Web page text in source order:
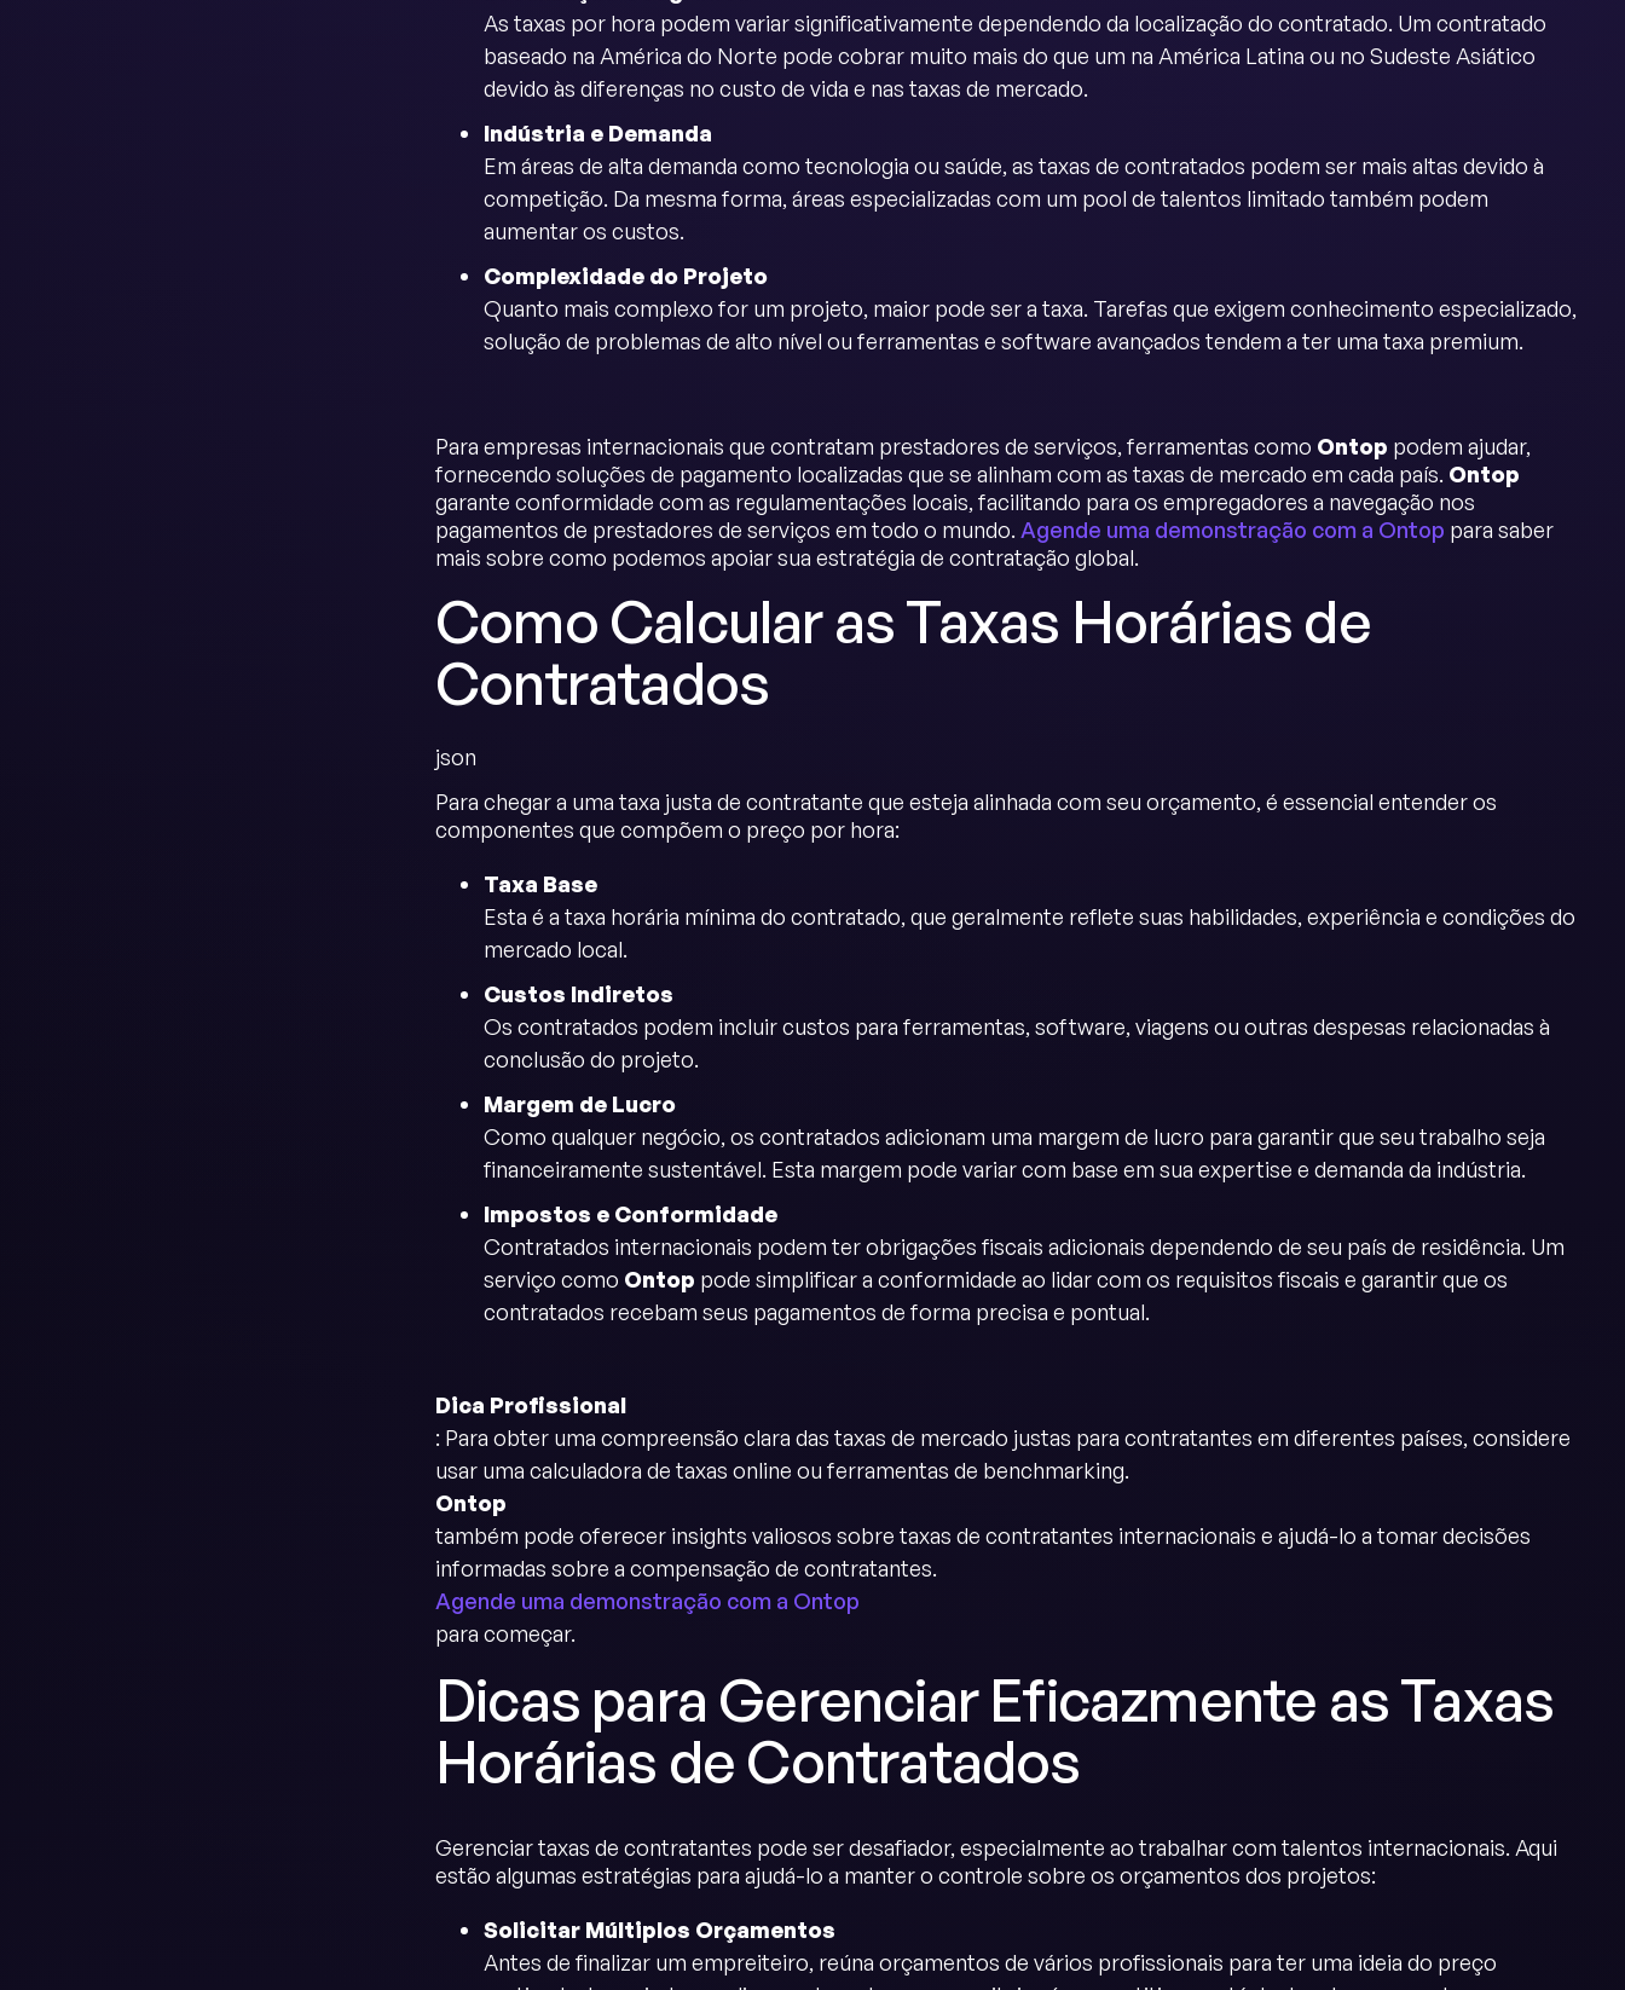
As taxas por hora podem variar significativamente dependendo da localização do contratado. Um contratado
baseado na América do Norte pode cobrar muito mais do que um na América Latina ou no Sudeste Asiático
devido às diferenças no custo de vida e nas taxas de mercado.
Indústria e Demanda
Em áreas de alta demanda como tecnologia ou saúde, as taxas de contratados podem ser mais altas devido à
competição. Da mesma forma, áreas especializadas com um pool de talentos limitado também podem
aumentar os custos.
Complexidade do Projeto
Quanto mais complexo for um projeto, maior pode ser a taxa. Tarefas que exigem conhecimento especializado,
solução de problemas de alto nível ou ferramentas e software avançados tendem a ter uma taxa premium.
Para empresas internacionais que contratam prestadores de serviços, ferramentas como Ontop podem ajudar,
fornecendo soluções de pagamento localizadas que se alinham com as taxas de mercado em cada país. Ontop
garante conformidade com as regulamentações locais, facilitando para os empregadores a navegação nos
pagamentos de prestadores de serviços em todo o mundo. Agende uma demonstração com a Ontop para saber
mais sobre como podemos apoiar sua estratégia de contratação global.
Como Calcular as Taxas Horárias de
Contratados
json
Para chegar a uma taxa justa de contratante que esteja alinhada com seu orçamento, é essencial entender os
componentes que compõem o preço por hora:
Taxa Base
Esta é a taxa horária mínima do contratado, que geralmente reflete suas habilidades, experiência e condições do
mercado local.
Custos Indiretos
Os contratados podem incluir custos para ferramentas, software, viagens ou outras despesas relacionadas à
conclusão do projeto.
Margem de Lucro
Como qualquer negócio, os contratados adicionam uma margem de lucro para garantir que seu trabalho seja
financeiramente sustentável. Esta margem pode variar com base em sua expertise e demanda da indústria.
Impostos e Conformidade
Contratados internacionais podem ter obrigações fiscais adicionais dependendo de seu país de residência. Um
serviço como Ontop pode simplificar a conformidade ao lidar com os requisitos fiscais e garantir que os
contratados recebam seus pagamentos de forma precisa e pontual.
Dica Profissional
: Para obter uma compreensão clara das taxas de mercado justas para contratantes em diferentes países, considere
usar uma calculadora de taxas online ou ferramentas de benchmarking.
Ontop
também pode oferecer insights valiosos sobre taxas de contratantes internacionais e ajudá-lo a tomar decisões
informadas sobre a compensação de contratantes.
Agende uma demonstração com a Ontop
para começar.
Dicas para Gerenciar Eficazmente as Taxas
Horárias de Contratados
Gerenciar taxas de contratantes pode ser desafiador, especialmente ao trabalhar com talentos internacionais. Aqui
estão algumas estratégias para ajudá-lo a manter o controle sobre os orçamentos dos projetos:
Solicitar Múltiplos Orçamentos
Antes de finalizar um empreiteiro, reúna orçamentos de vários profissionais para ter uma ideia do preço